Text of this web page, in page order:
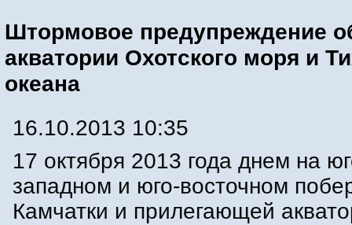
Штормовое предупреждение
акватории Охотского моря и
океана
16.10.2013 10:35
17 октября 2013 года днем на
западном и юго-восточном
Камчатки и прилегающей